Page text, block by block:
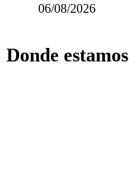
06/08/2026
Donde estamos